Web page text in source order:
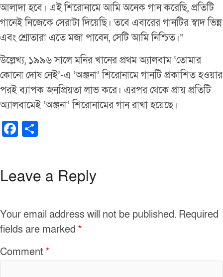
আলাদা হবে। এই শিরোনামে আমি অনেক গান করেছি, প্রতিটি
গানেই নিজেকে সেরাটা দিয়েছি। তবে এবারের গানটির স্বাদ ভিন্ন
এবং শ্রোতারা এতে মজা পাবেন, সেটি আমি নিশ্চিত।”
উল্লেখ্য, ১৯৯৬ সালে মনির খানের প্রথম অ্যালবাম ‘তোমার
কোনো দোষ নেই’-এ ‘অঞ্জনা’ শিরোনামে গানটি প্রকাশিত হওয়ার
পরই ব্যাপক জনপ্রিয়তা লাভ করে। এরপর থেকে প্রায় প্রতিটি
অ্যালবামেই ‘অঞ্জনা’ শিরোনামের গান রাখা হয়েছে।
F
e
o
o
e
Leave a Reply
Your email address will not be published. Required
fields are marked *
Comment *